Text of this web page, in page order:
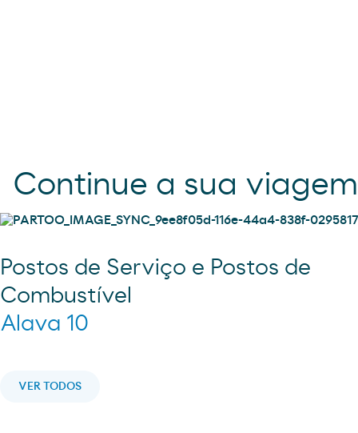
Continue a sua
Postos de Serviço e Postos de
Combustível
Alava 10
VER TODOS